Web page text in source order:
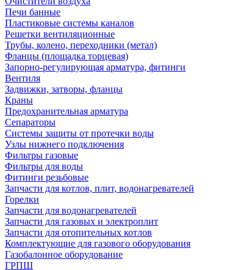
Печи банные
Пластиковые системы каналов
Решетки вентиляционные
Трубы, колено, переходники (метал)
Фланцы (площадка торцевая)
Запорно-регулирующая арматура, фитинги
Вентиля
Задвижки, затворы, фланцы
Краны
Предохранительная арматура
Сепараторы
Системы защиты от протечки воды
Узлы нижнего подключения
Фильтры газовые
Фильтры для воды
Фитинги резьбовые
Запчасти для котлов, плит, водонагревателей
Горелки
Запчасти для водонагревателей
Запчасти для газовых и электроплит
Запчасти для отопительных котлов
Комплектующие для газового оборудования
Газобалонное оборудование
ГРПШ